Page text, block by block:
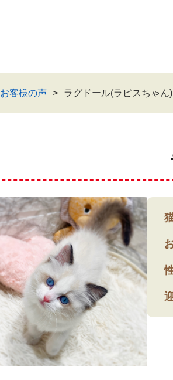
お客様の声 ラグドール(ラピスちゃ